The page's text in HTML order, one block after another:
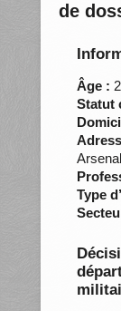
de
Âge :
Statut
Arsenal
Type